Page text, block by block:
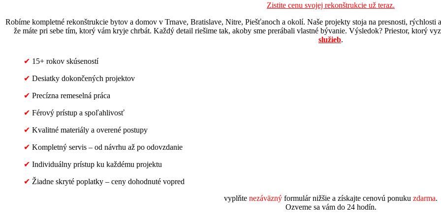
Zistite cenu svojej rekonštrukcie už teraz.
Robíme kompletné rekonštrukcie bytov a domov v Trnave, Bratislave, Nitre, Piešťanoch a okolí. Naše projekty stoja na presnosti,
že máte pri sebe tím, ktorý vám kryje chrbát. Každý detail riešime tak, akoby sme prerábali vlastné bývanie. Výsledok? Priestor, ktorý
služieb.
✔ 15+ rokov skúseností
✔ Desiatky dokončených projektov
✔ Precízna remeselná práca
✔ Férový prístup a spoľahlivosť
✔ Kvalitné materiály a overené postupy
✔ Kompletný servis – od návrhu až po odovzdanie
✔ Individuálny prístup ku každému projektu
✔ Žiadne skryté poplatky – ceny dohodnuté vopred
vyplňte nezáväzný formulár nižšie a získajte cenovú ponuku zdarma.
Ozveme sa vám do 24 hodín.